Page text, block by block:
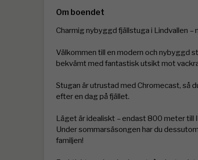
Om boendet
Charmig nybyggd fjällstuga i Lindvallen
Välkommen till en modern och nybyggd
bekvämt med fantastisk utsikt mot
Stugan är utrustad med Chromecast, så
efter en dag på fjället.
Läget är idealiskt – endast 800 meter till
Under sommarsäsongen har du
familjen!